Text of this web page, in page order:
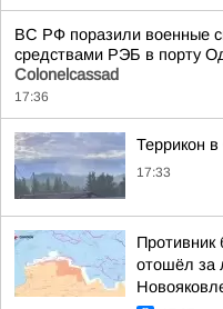
ВС РФ поразили военные
средствами РЭБ в порту
Colonelcassad
17:36
Террикон
17:33
Противник
отошёл за